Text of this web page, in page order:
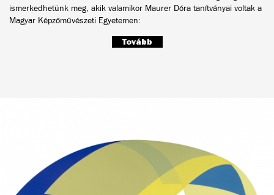
ismerkedhetünk meg, akik valamikor Maurer Dóra tanítványai voltak a
Magyar Képzőművészeti Egyetemen:
Tovább